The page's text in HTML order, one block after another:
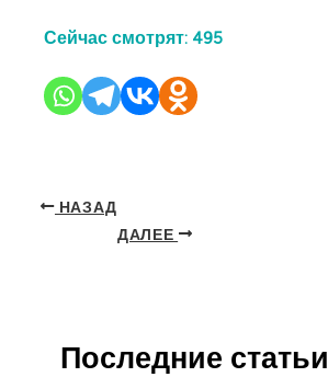
Сейчас смотрят: 495
НАЗАД
ДАЛЕЕ
Последние статьи